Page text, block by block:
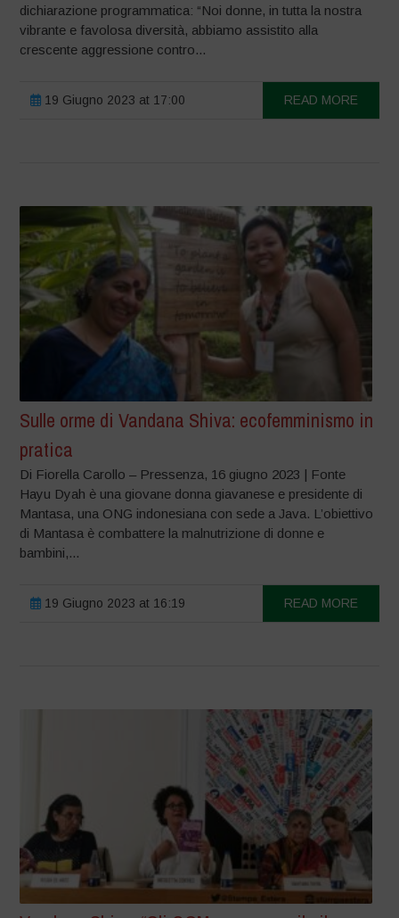
dichiarazione programmatica: “Noi donne, in tutta la nostra
vibrante e favolosa diversità, abbiamo assistito alla
crescente aggressione contro...
19 Giugno 2023 at 17:00 READ MORE
Sulle orme di Vandana Shiva: ecofemminismo in
pratica
Di Fiorella Carollo – Pressenza, 16 giugno 2023 | Fonte
Hayu Dyah è una giovane donna giavanese e presidente di
Mantasa, una ONG indonesiana con sede a Java. L’obiettivo
di Mantasa è combattere la malnutrizione di donne e
bambini,...
19 Giugno 2023 at 16:19 READ MORE